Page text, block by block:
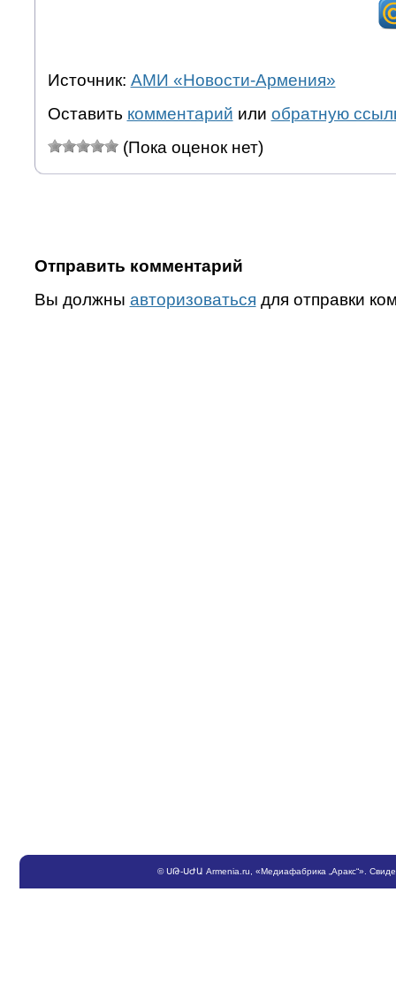
Источник: АМИ «Новости-Армения»
Оставить комментарий или обратную
(Пока оценок нет)
Отправить комментарий
Вы должны авторизоваться для отправки
©ՍԹ-ՍԺԱ Armenia.ru , «Медиафабрика „Аракс“».